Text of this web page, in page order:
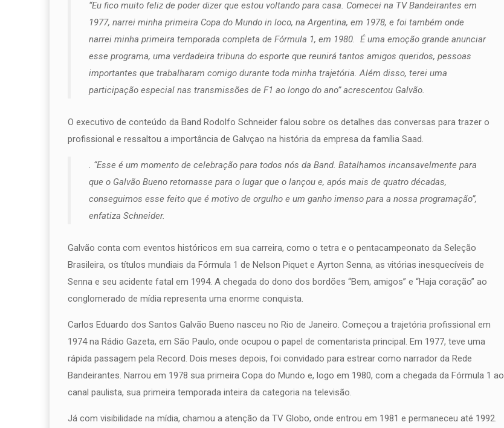
“Eu fico muito feliz de poder dizer que estou voltando para casa. Comecei na TV Bandeirantes em
1977, narrei minha primeira Copa do Mundo in loco, na Argentina, em 1978, e foi também onde
narrei minha primeira temporada completa de Fórmula 1, em 1980. É uma emoção grande anunciar
esse programa, uma verdadeira tribuna do esporte que reunirá tantos amigos queridos, pessoas
importantes que trabalharam comigo durante toda minha trajetória. Além disso, terei uma
participação especial nas transmissões de F1 ao longo do ano” acrescentou Galvão.
O executivo de conteúdo da Band Rodolfo Schneider falou sobre os detalhes das conversas para trazer o
profissional e ressaltou a importância de Galvçao na história da empresa da família Saad.
. “Esse é um momento de celebração para todos nós da Band. Batalhamos incansavelmente para
que o Galvão Bueno retornasse para o lugar que o lançou e, após mais de quatro décadas,
conseguimos esse feito que é motivo de orgulho e um ganho imenso para a nossa programação”,
enfatiza Schneider.
Galvão conta com eventos históricos em sua carreira, como o tetra e o pentacampeonato da Seleção
Brasileira, os títulos mundiais da Fórmula 1 de Nelson Piquet e Ayrton Senna, as vitórias inesquecíveis de
Senna e seu acidente fatal em 1994. A chegada do dono dos bordões “Bem, amigos” e “Haja coração” ao
conglomerado de mídia representa uma enorme conquista.
Carlos Eduardo dos Santos Galvão Bueno nasceu no Rio de Janeiro. Começou a trajetória profissional em
1974 na Rádio Gazeta, em São Paulo, onde ocupou o papel de comentarista principal. Em 1977, teve uma
rápida passagem pela Record. Dois meses depois, foi convidado para estrear como narrador da Rede
Bandeirantes. Narrou em 1978 sua primeira Copa do Mundo e, logo em 1980, com a chegada da Fórmula 1 ao
canal paulista, sua primeira temporada inteira da categoria na televisão.
Já com visibilidade na mídia, chamou a atenção da TV Globo, onde entrou em 1981 e permaneceu até 1992.